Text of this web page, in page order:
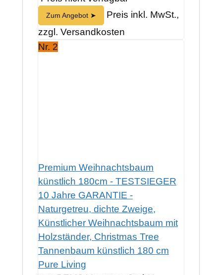
Zum Angebot ➤
Preis inkl. MwSt.,
zzgl. Versandkosten
Nr. 2
Premium Weihnachtsbaum
künstlich 180cm - TESTSIEGER
10 Jahre GARANTIE -
Naturgetreu, dichte Zweige,
Künstlicher Weihnachtsbaum mit
Holzständer, Christmas Tree
Tannenbaum künstlich 180 cm
Pure Living